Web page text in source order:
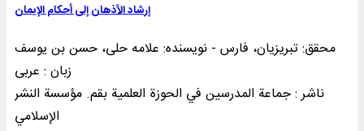
إرشاد الأذهان إلی أحکام الإیمان
محقق: تبریزیان، فارس - نویسنده: علامه حلی، حسن بن یوسف
زبان : عربی
ناشر : جماعة المدرسين في الحوزة العلمیة بقم. مؤسسة النشر
الإسلامي